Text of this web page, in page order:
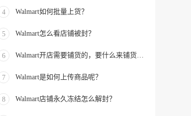
4 Walmart如何批量上货？
5 Walmart怎么看店铺被封？
6
7 Walmart是如何上传商品呢？
8 Walmart店铺永久冻结怎么解封？